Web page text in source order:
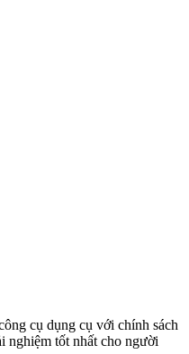
cụ dụng cụ với chính sách
nghiệm tốt nhất cho người